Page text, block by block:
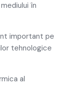
în
important pe
tehnologice
al